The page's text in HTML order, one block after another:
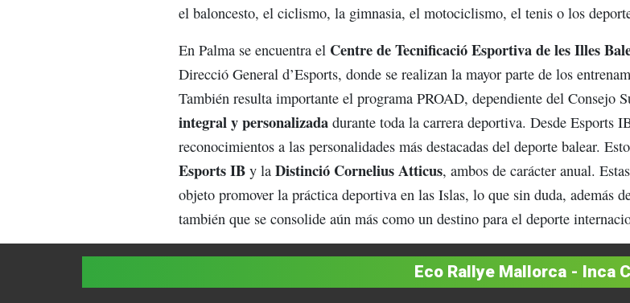
el baloncesto, el ciclismo, la gimnasia, el motociclismo, el tenis o los
En Palma se encuentra el Centre de Tecnificació Esportiva de les Illes
Direcció General d’Esports, donde se realizan la mayor parte de los
También resulta importante el programa PROAD, dependiente del Consejo
integral y personalizada durante toda la carrera deportiva. Desde Esports
reconocimientos a las personalidades más destacadas del deporte balear.
Esports IB y la Distinció Cornelius Atticus, ambos de carácter anual.
objeto promover la práctica deportiva en las Islas, lo que sin duda, además
también que se consolide aún más como un destino para el deporte
Eco Rallye Mallorca - Inca